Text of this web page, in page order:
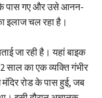
के पास गए और उसे आनन-
इलाज चल रहा है।
जा रही है। यहां बाइक
साल का एक व्यक्ति गंभीर
रोड के पास हुई, जब